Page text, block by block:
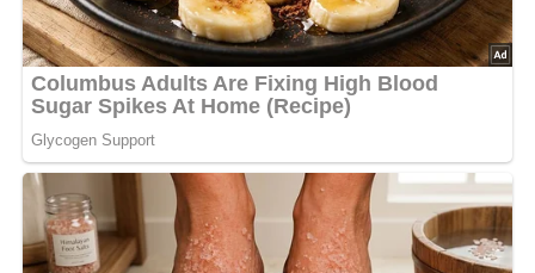
Dieses Rezept reicht locker für 4 Personen. Passe die
Mengen einfach an, wenn du mehr Gäste bewirten
möchtest.
Zutaten
1 kg Blumenkohl
40 g Margarine